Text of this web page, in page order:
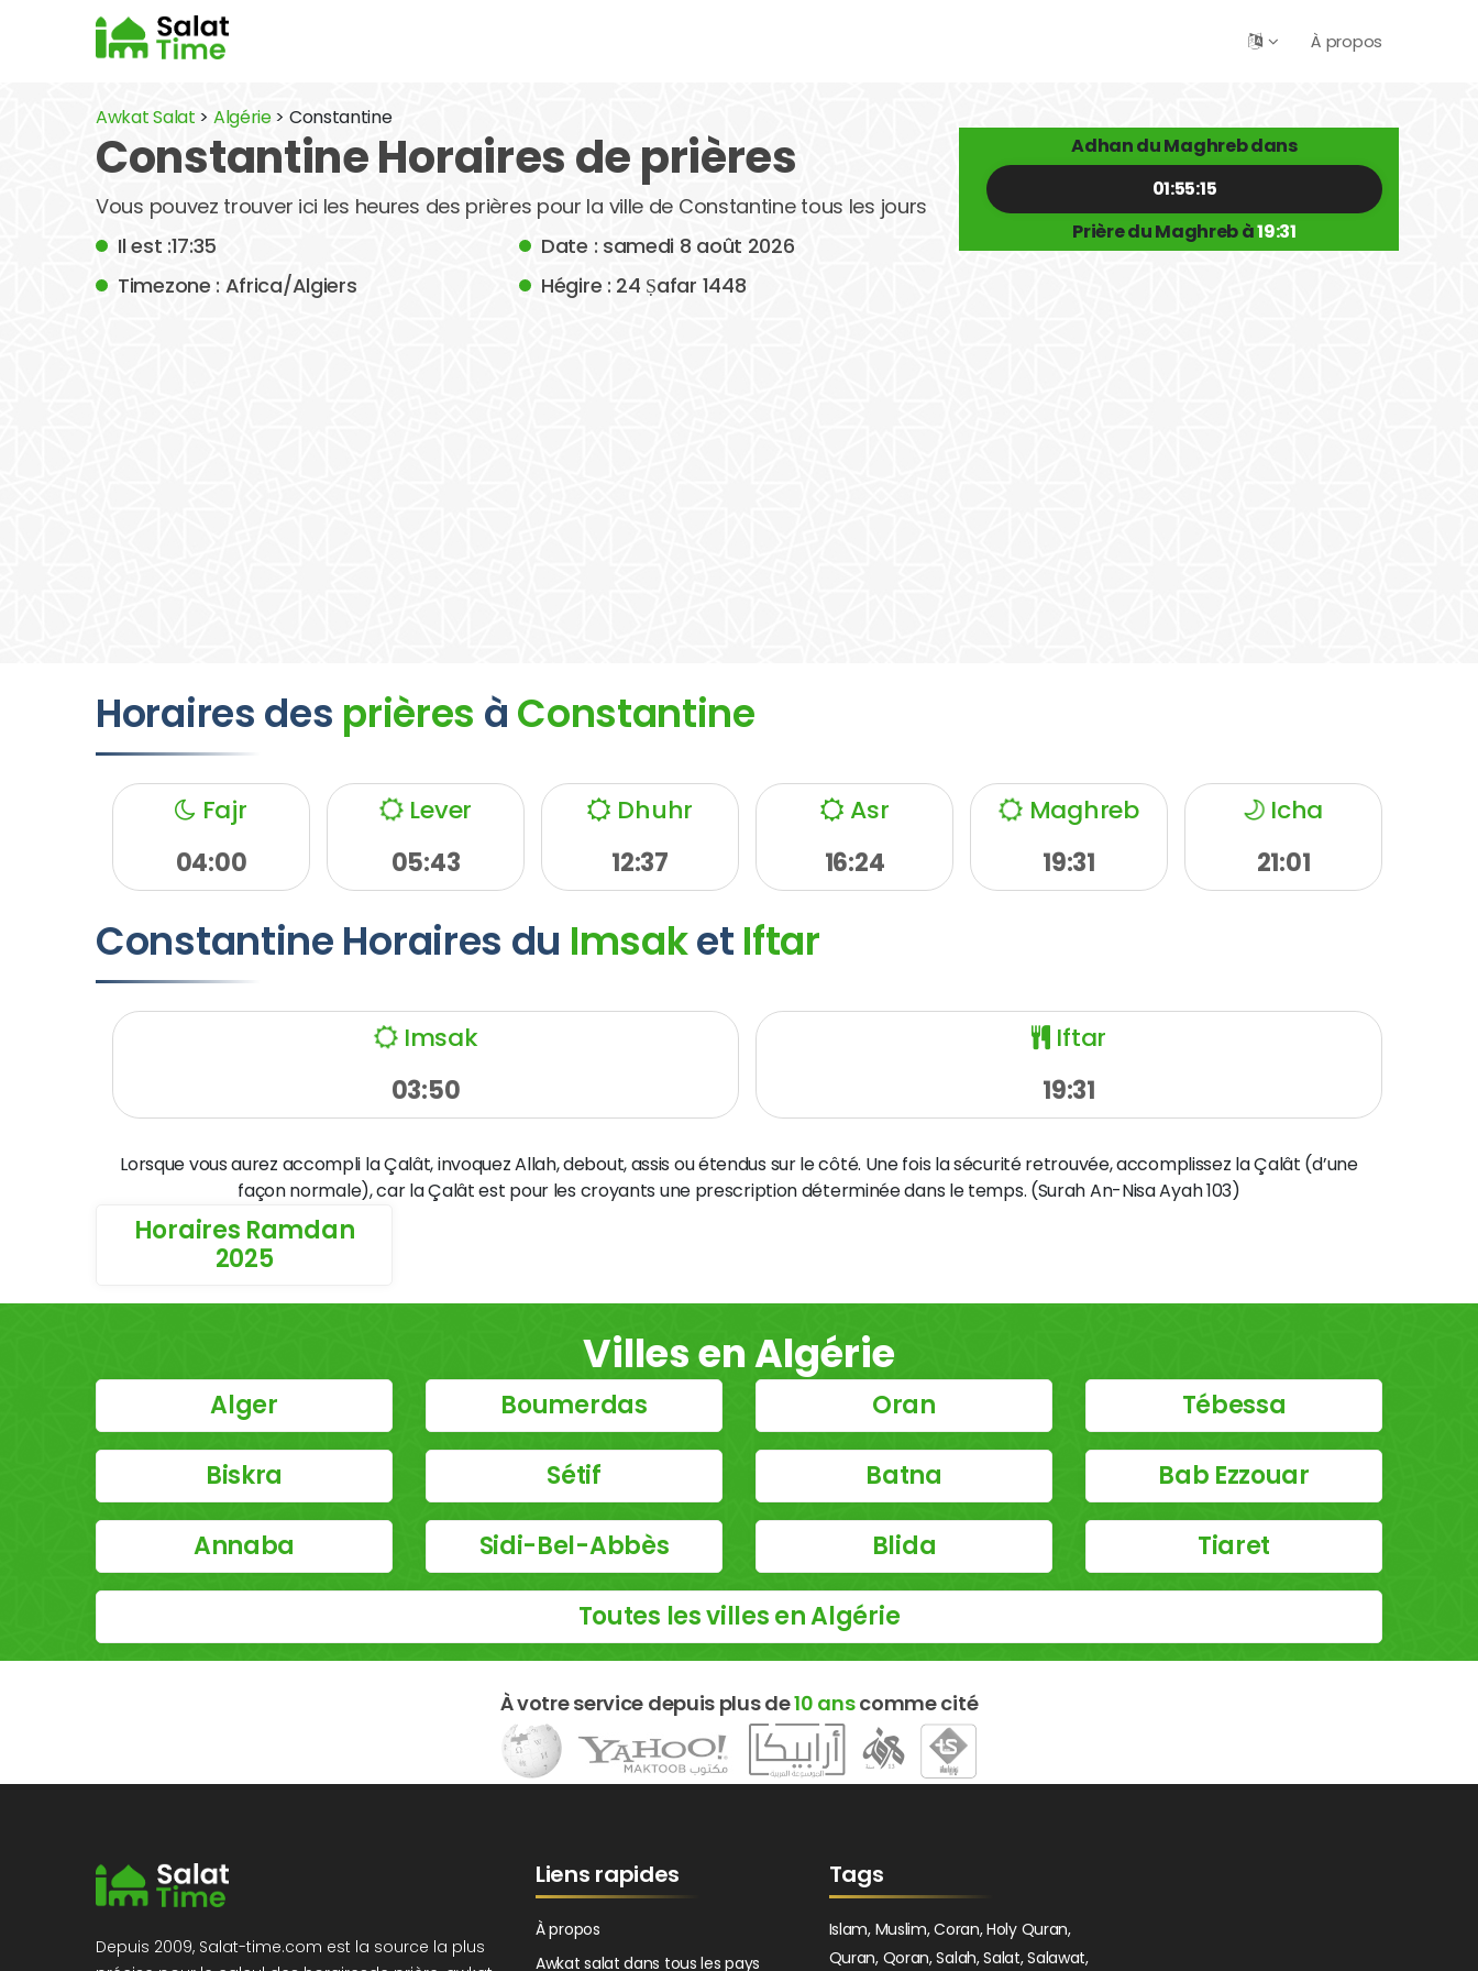
À propos
Awkat Salat > Algérie> Constantine
Constantine Horaires de prières
Vous pouvez trouver ici les heures des prières pour la ville de Constantine tous les jours
Il est :17:35
Date : samedi 8 août 2026
Timezone : Africa/Algiers
Hégire : 24 Ṣafar 1448
Adhan du Maghreb dans
01:55:15
Prière du Maghreb à19:31
Horaires des prières à Constantine
Fajr
04:00
Lever
05:43
Dhuhr
12:37
Asr
16:24
Maghreb
19:31
Icha
21:01
Constantine Horaires du Imsaket Iftar
Imsak
03:50
Iftar
19:31
Lorsque vous aurez accompli la Çalât, invoquez Allah, debout, assis ou étendus sur le côté. Une fois la sécurité retrouvée, accomplissez la Çalât (d’une
façon normale), car la Çalât est pour les croyants une prescription déterminée dans le temps. (Surah An-Nisa Ayah 103)
Horaires Ramdan
2025
Villes en Algérie
Alger Boumerdas Oran Tébessa
Biskra Sétif Batna Bab Ezzouar
Annaba Sidi-Bel-Abbès Blida Tiaret
Toutes les villes en Algérie
À votre service depuis plus de10 anscomme cité
Depuis 2009, Salat-time.com est la source la plus
Liens rapides
À propos
Awkat salat dans tous les pays
Tags
Islam, Muslim, Coran, Holy Quran,
Quran, Qoran, Salah, Salat, Salawat,